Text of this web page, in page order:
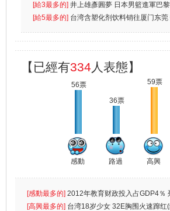
[給3最多的] 井上雄彥圓夢 日本男籃進軍巴
[給5最多的] 台湾含塑化剂饮料销往厦门东
【已經有334 人表態】
56票
感動
36票
路過
59票
高興
[感動最多的] 2012年教育财政投入占GDP4％
出首位
[高興最多的] 台湾18岁少女 32E胸围火速蹿红